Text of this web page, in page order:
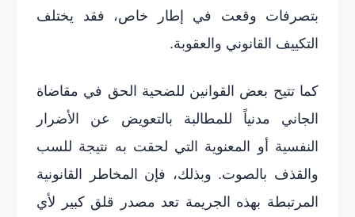
بتصرفات وقعت في إطار خاص، فقد يختلف
التكييف القانوني والعقوبة.
كما تتيح بعض القوانين للضحية الحق في مقاضاة
الجاني مدنياً للمطالبة بالتعويض عن الأضرار
النفسية أو المعنوية التي لحقت به نتيجة للسب
والقذف بالصوت. وبذلك، فإن المخاطر القانونية
المرتبطة بهذه الجريمة تعد مصدر قلق كبير لأي